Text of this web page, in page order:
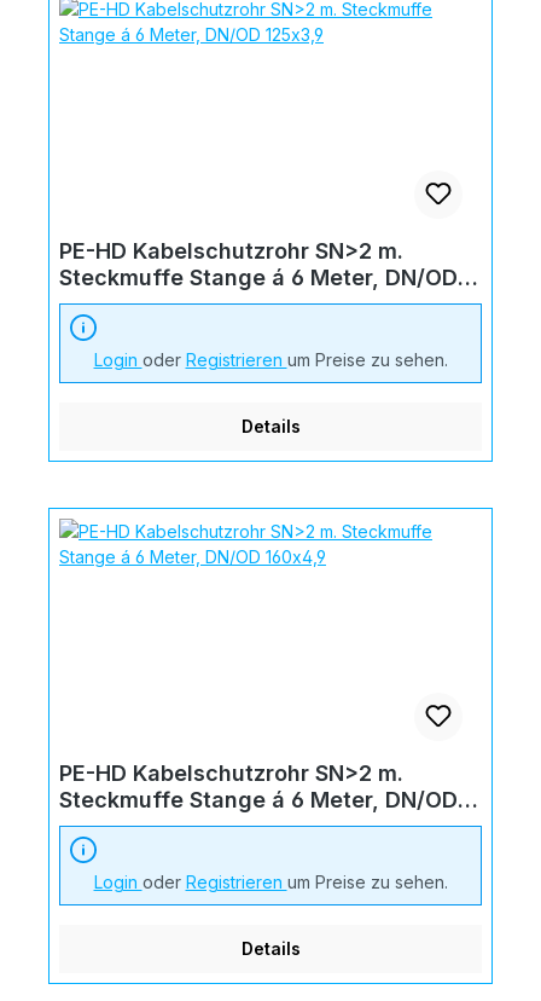
PE-HD Kabelschutzrohr SN>2 m.
Steckmuffe Stange á 6 Meter, DN/OD
125x3,9
Login oder Registrieren um Preise zu sehen.
Details
PE-HD Kabelschutzrohr SN>2 m.
Steckmuffe Stange á 6 Meter, DN/OD
160x4,9
Login oder Registrieren um Preise zu sehen.
Details